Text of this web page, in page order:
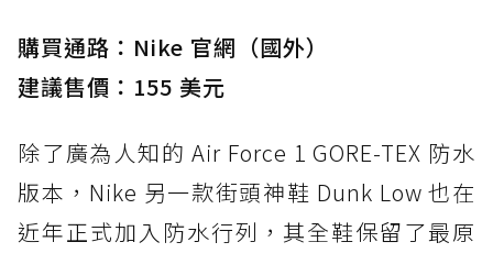
購買通路：Nike 官網（國外）
建議售價：155 美元
除了廣為人知的 Air Force 1 GORE-TEX 防水
版本，Nike 另一款街頭神鞋 Dunk Low 也在
近年正式加入防水行列，其全鞋保留了最原